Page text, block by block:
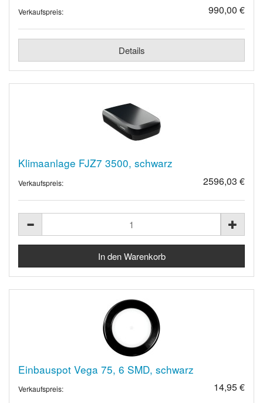
Verkaufspreis: 990,00 €
Details
Klimaanlage FJZ7 3500, schwarz
Verkaufspreis: 2596,03 €
Einbauspot Vega 75, 6 SMD, schwarz
Verkaufspreis: 14,95 €